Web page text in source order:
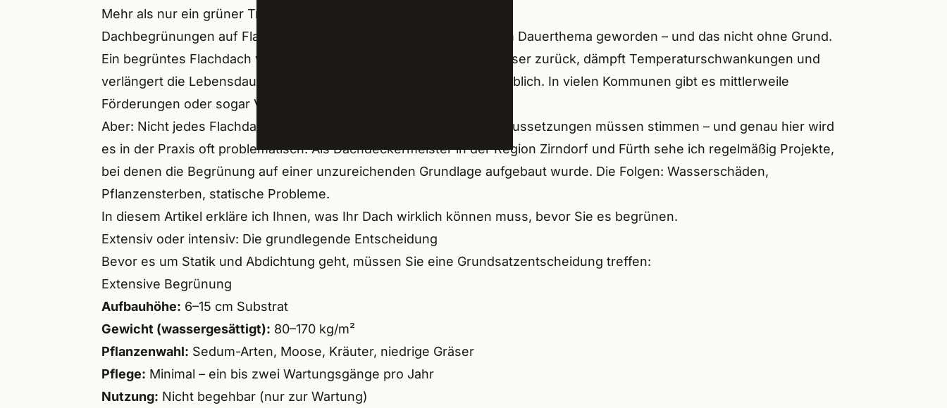
Großhabersdorf
Seukendorf
Herzogenaurach
Wendelstein
Röthenbach a.d.Pegnitz
Mehr als nur ein grüner Trend
Dachbegrünungen auf Flachdächern sind in den letzten Jahren zum Dauerthema geworden – und das nicht ohne Grund.
Ein begrüntes Flachdach verbessert das Mikroklima, hält Regenwasser zurück, dämpft Temperaturschwankungen und
verlängert die Lebensdauer der darunterliegenden Abdichtung erheblich. In vielen Kommunen gibt es mittlerweile
Förderungen oder sogar Vorgaben für Gründächer.
Aber: Nicht jedes Flachdach kann einfach begrünt werden. Die Voraussetzungen müssen stimmen – und genau hier wird
es in der Praxis oft problematisch. Als Dachdeckermeister in der Region Zirndorf und Fürth sehe ich regelmäßig Projekte,
bei denen die Begrünung auf einer unzureichenden Grundlage aufgebaut wurde. Die Folgen: Wasserschäden,
Pflanzensterben, statische Probleme.
In diesem Artikel erkläre ich Ihnen, was Ihr Dach wirklich können muss, bevor Sie es begrünen.
Extensiv oder intensiv: Die grundlegende Entscheidung
Bevor es um Statik und Abdichtung geht, müssen Sie eine Grundsatzentscheidung treffen:
Extensive Begrünung
Aufbauhöhe: 6–15 cm Substrat
Gewicht (wassergesättigt): 80–170 kg/m²
Pflanzenwahl: Sedum-Arten, Moose, Kräuter, niedrige Gräser
Pflege: Minimal – ein bis zwei Wartungsgänge pro Jahr
Nutzung: Nicht begehbar (nur zur Wartung)